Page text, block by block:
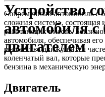
Устройство
автомобиля
двигателем
Современный автомобиль с
сложная система‚ состоящая
работающих вместе.
автомобиля‚ обеспечивая
множества движущихся
коленчатый вал‚ которые
бензина в механическую
Двигатель